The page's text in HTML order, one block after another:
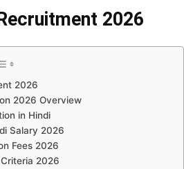
2026
2026
2026 Overview
in Hindi
Salary 2026
Fees 2026
2026